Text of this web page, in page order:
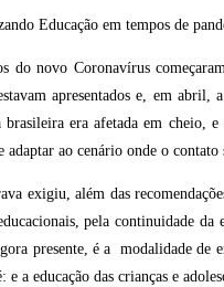
do novo Coronavírus
apresentados e, em abril,
era afetada em cheio,
ao cenário onde o contato
exigiu, além das
pela continuidade
presente, é a modalidade de
a educação das crianças e